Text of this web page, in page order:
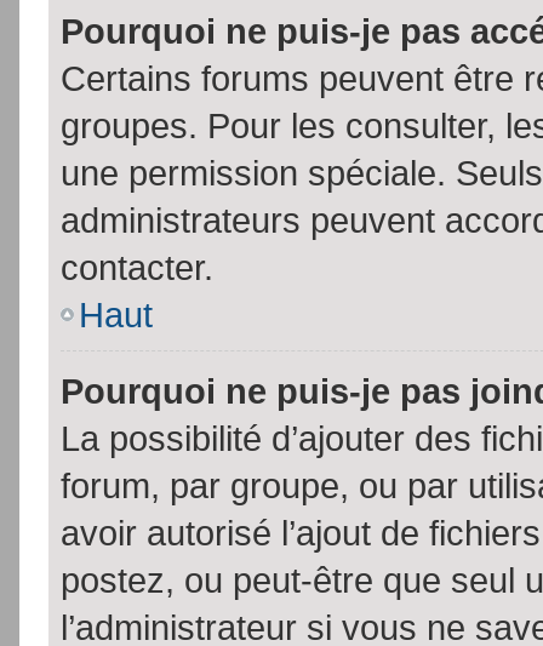
Pourquoi ne puis-je pas
Certains forums peuvent être
groupes. Pour les consulter,
une permission spéciale.
administrateurs peuvent
contacter.
Haut
Pourquoi ne puis-je pas
La possibilité d’ajouter des
forum, par groupe, ou par
avoir autorisé l’ajout de
postez, ou peut-être que seul
l’administrateur si vous ne